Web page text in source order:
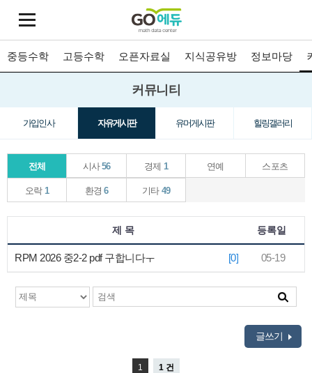
중등수학 고등수학 오픈자료실 지식공유방 정보마당
커뮤니티
가입인사 자유게시판 유머게시판 힐링갤러리
전체 시사56 경제 1 연예 스포츠
오락 1 환경6 기타 49
제 목 등록일
RPM 2026 중2-2 pdf 구합니다ㅜ [0] 05-19
글쓰기
1 1 건